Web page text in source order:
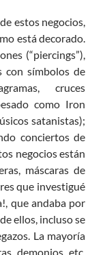
estos negocios,
está decorado.
(“piercings”),
con símbolos de
cruces
como Iron
satanistas);
conciertos de
negocios están
máscaras de
que investigué
que andaba por
ellos, incluso se
La mayoría
demonios, etc.